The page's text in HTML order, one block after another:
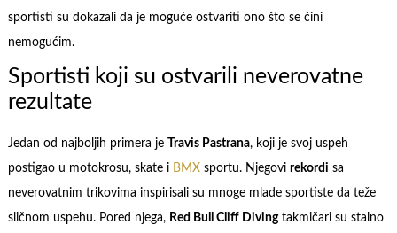
sportisti su dokazali da je moguće ostvariti ono što se čini
nemogućim.
Sportisti koji su ostvarili neverovatne
rezultate
Jedan od najboljih primera je Travis Pastrana, koji je svoj uspeh
postigao u motokrosu, skate i BMXsportu. Njegovi rekordi sa
neverovatnim trikovima inspirisali su mnoge mlade sportiste da teže
sličnom uspehu. Pored njega, Red Bull Cliff Divingtakmičari su stalno